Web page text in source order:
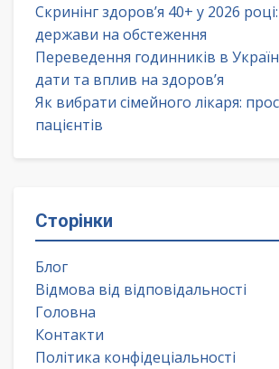
Скринінг здоров’я 40+ у 2026
держави на обстеження
Переведення годинників в
дати та вплив на здоров’я
Як вибрати сімейного лікаря:
пацієнтів
Сторінки
Блог
Відмова від відповідальності
Головна
Контакти
Політика конфідеціальності